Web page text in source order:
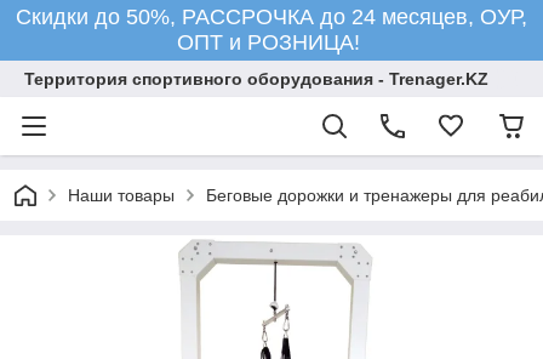
Скидки до 50%, РАССРОЧКА до 24 месяцев, ОУР,
ОПТ и РОЗНИЦА!
Территория спортивного оборудования - Trenager.KZ
Наши товары Беговые дорожки и тренажеры для